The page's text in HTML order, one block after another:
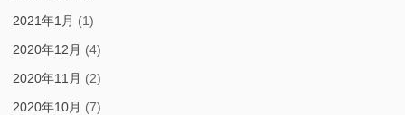
2021年1月 (1)
2020年12月 (4)
2020年11月 (2)
2020年10月 (7)